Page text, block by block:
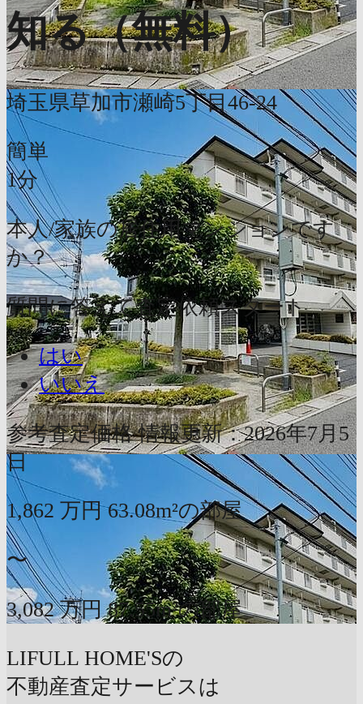
知る（無料）
埼玉県草加市瀬崎5丁目46-24
簡単
1分
本人/家族の居住用マンションです
か？
質問に答えて査定依頼スタート
はい
いいえ
参考査定価格 情報更新：2026年7月5
日
1,862 万円 63.08m²の部屋
〜
3,082 万円 87.55m²の部屋
LIFULL HOME'Sの
不動産査定サービスは